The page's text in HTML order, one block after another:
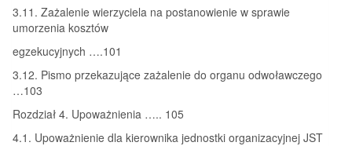
3.11. Zażalenie wierzyciela na postanowienie w sprawie
umorzenia kosztów
egzekucyjnych ….101
3.12. Pismo przekazujące zażalenie do organu odwoławczego
…103
Rozdział 4. Upoważnienia ….. 105
4.1. Upoważnienie dla kierownika jednostki organizacyjnej JST